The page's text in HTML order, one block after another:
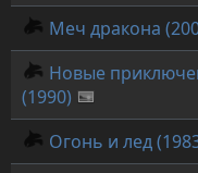
Меч дракона
Новые
(1990)
Огонь и лед